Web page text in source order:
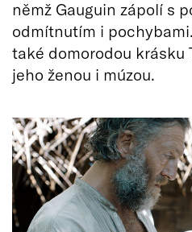
němž Gauguin zápolí s
odmítnutím i
také domorodou krásku
jeho ženou i múzou.